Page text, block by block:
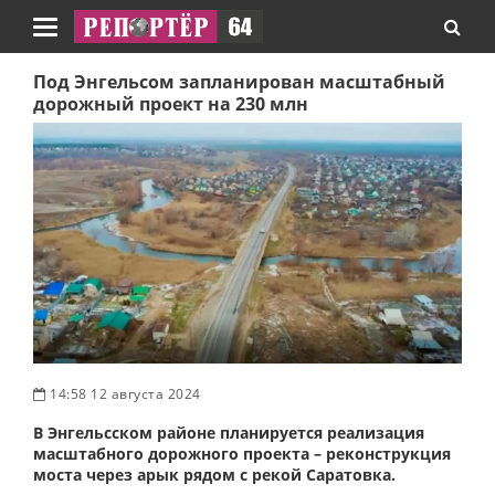
Навигация
Под Энгельсом запланирован масштабный
дорожный проект на 230 млн
14:58 12 августа 2024
В Энгельсском районе планируется реализация
масштабного дорожного проекта – реконструкция
моста через арык рядом с рекой Саратовка.